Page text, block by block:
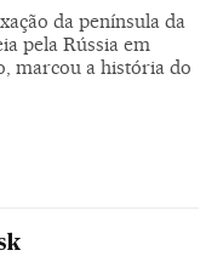
da península da
pela Rússia em
marcou a história do